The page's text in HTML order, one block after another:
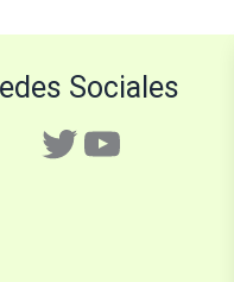
Sociales
Twitter
YouTube